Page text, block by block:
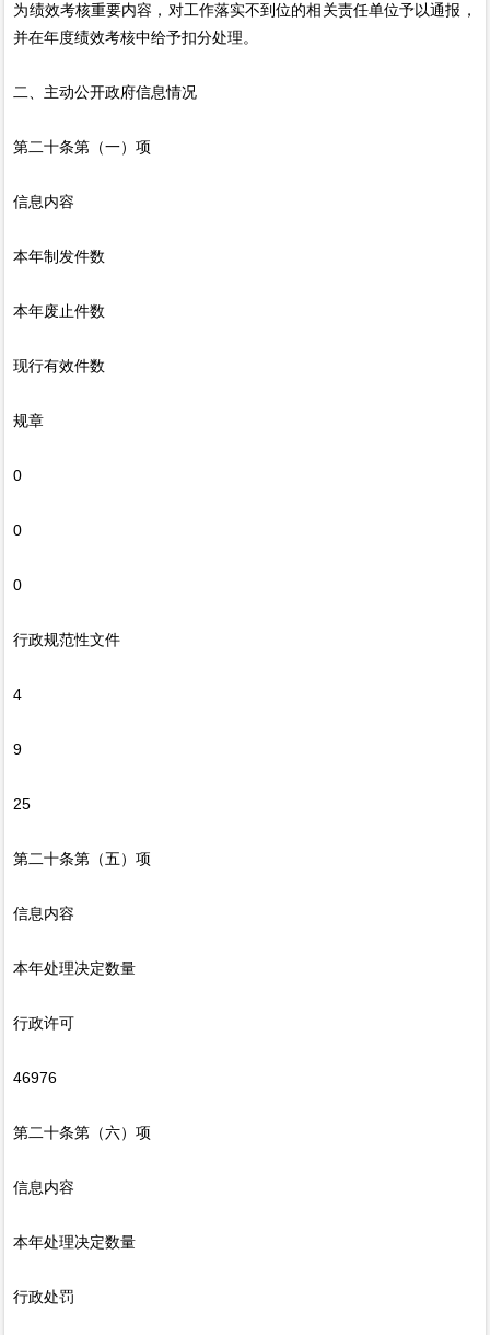
为绩效考核重要内容，对工作落实不到位的相关责任单位予以通报，
并在年度绩效考核中给予扣分处理。
二、主动公开政府信息情况
第二十条第（一）项
信息内容
本年制发件数
本年废止件数
现行有效件数
规章
0
0
0
行政规范性文件
4
9
25
第二十条第（五）项
信息内容
本年处理决定数量
行政许可
46976
第二十条第（六）项
信息内容
本年处理决定数量
行政处罚